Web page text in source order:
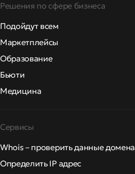
Решения по сфере бизнеса
Подойдут всем
Маркетплейсы
Образование
Бьюти
Медицина
Сервисы
Whois – проверить данные домена
Определить IP адрес